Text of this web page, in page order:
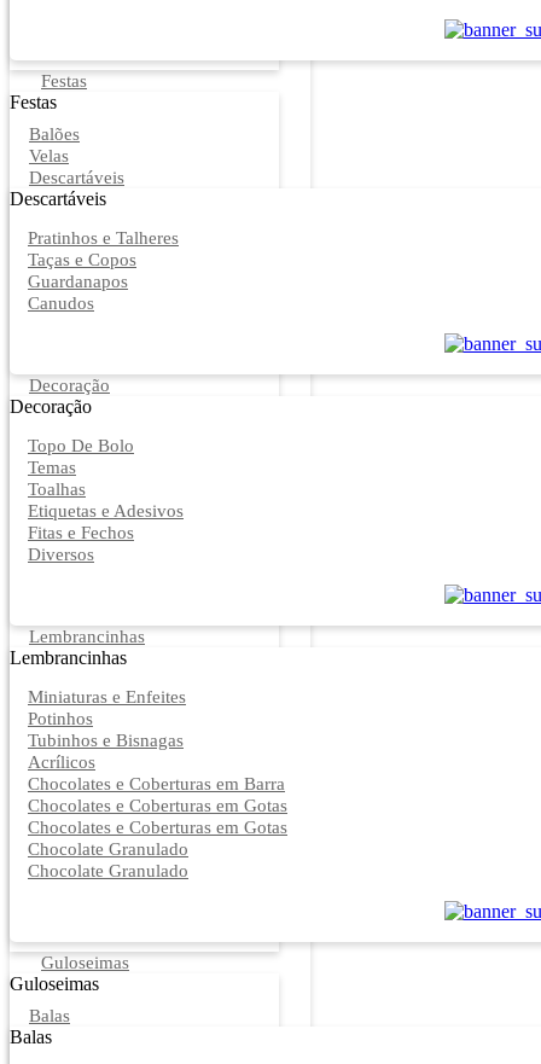
Festas
Festas
Balões
Velas
Descartáveis
Descartáveis
Pratinhos e Talheres
Taças e Copos
Guardanapos
Canudos
Decoração
Decoração
Topo De Bolo
Temas
Toalhas
Etiquetas e Adesivos
Fitas e Fechos
Diversos
Lembrancinhas
Lembrancinhas
Miniaturas e Enfeites
Potinhos
Tubinhos e Bisnagas
Acrílicos
Chocolates e Coberturas em Barra
Chocolates e Coberturas em Gotas
Chocolates e Coberturas em Gotas
Chocolate Granulado
Chocolate Granulado
Guloseimas
Guloseimas
Balas
Balas